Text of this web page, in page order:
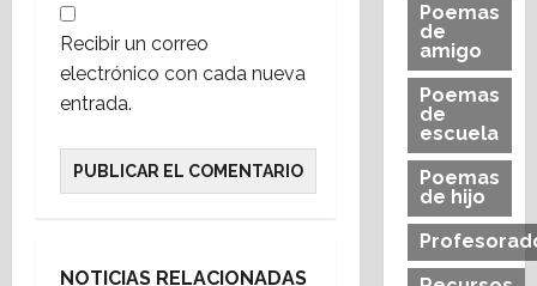
Recibir un correo
electrónico con cada nueva
entrada.
NOTICIAS RELACIONADAS
Educación Infantil
Poemas
de
amigo
Poemas
de
escuela
Poemas
de hijo